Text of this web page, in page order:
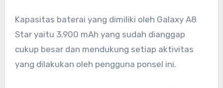
Kapasitas baterai yang dimiliki oleh Galaxy A8
Star yaitu 3.900 mAh yang sudah dianggap
cukup besar dan mendukung setiap aktivitas
yang dilakukan oleh pengguna ponsel ini.